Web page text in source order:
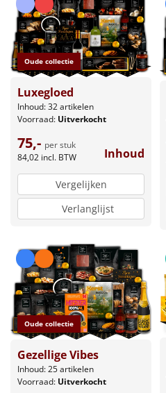
Oude collectie
Luxegloed
Inhoud: 32 artikelen
Voorraad: Uitverkocht
75,- per stuk
84,02 incl. BTW Inhoud
Vergelijken
Verlanglijst
Oude collectie
Gezellige Vibes
Inhoud: 25 artikelen
Voorraad: Uitverkocht